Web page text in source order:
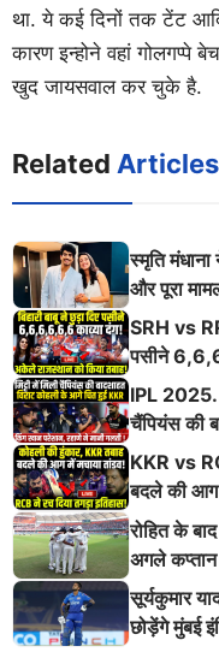
था. ये कई दिनों तक टेंट
कारण इन्होने वहां गोलगप्पे
खुद जायसवाल कर चुके है.
Related Articles
स्मृति
और पूरा
SRH vs
पसीने
किया तबाह!
IPL 2025.
चैंपियंस की
ऐसी दहाड़
KKR vs
बदले की आग
इतिहास
रोहित के
अगले कप्तान
श्मन
सूर्यकुमार
छोड़ेंगे मुंबई